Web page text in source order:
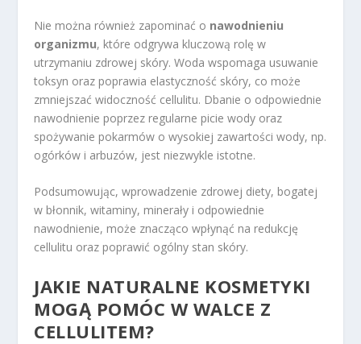
Nie można również zapominać o nawodnieniu
organizmu, które odgrywa kluczową rolę w
utrzymaniu zdrowej skóry. Woda wspomaga usuwanie
toksyn oraz poprawia elastyczność skóry, co może
zmniejszać widoczność cellulitu. Dbanie o odpowiednie
nawodnienie poprzez regularne picie wody oraz
spożywanie pokarmów o wysokiej zawartości wody, np.
ogórków i arbuzów, jest niezwykle istotne.
Podsumowując, wprowadzenie zdrowej diety, bogatej
w błonnik, witaminy, minerały i odpowiednie
nawodnienie, może znacząco wpłynąć na redukcję
cellulitu oraz poprawić ogólny stan skóry.
JAKIE NATURALNE KOSMETYKI
MOGĄ POMÓC W WALCE Z
CELLULITEM?